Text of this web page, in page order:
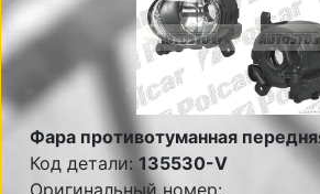
Фара противотуманная
Код детали: 135530-V
Оригинальный номер: